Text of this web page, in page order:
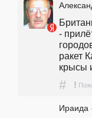
-
ракет
крысы
# !
Ираида